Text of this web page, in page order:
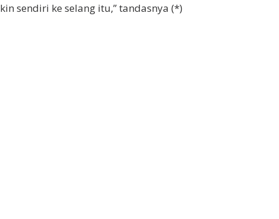
sendiri ke selang itu,” tandasnya (*)